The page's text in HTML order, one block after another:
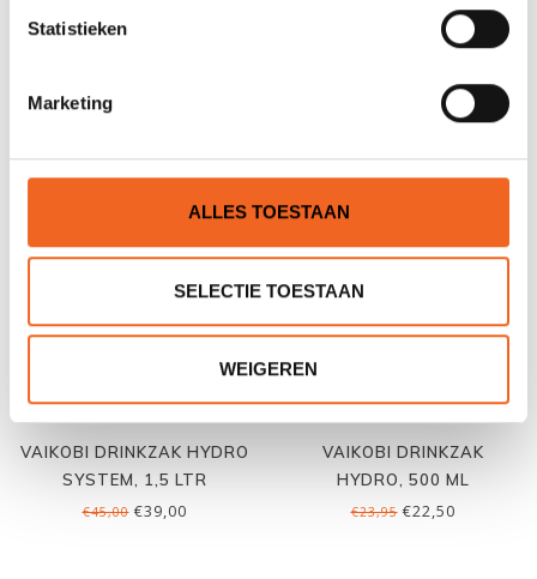
Statistieken
Marketing
ALLES TOESTAAN
SELECTIE TOESTAAN
WEIGEREN
VAIKOBI DRINKZAK HYDRO
SYSTEM, 1,5 LTR
€45,00€39,00
VAIKOBI DRINKZAK
HYDRO, 500 ML
€23,95€22,50